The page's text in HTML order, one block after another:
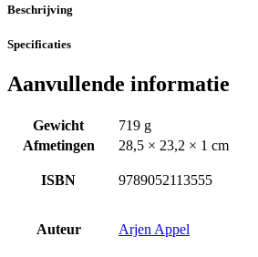
Beschrijving
Specificaties
Aanvullende informatie
Gewicht
719 g
Afmetingen
28,5 × 23,2 × 1 cm
ISBN 9789052113555
Auteur Arjen Appel